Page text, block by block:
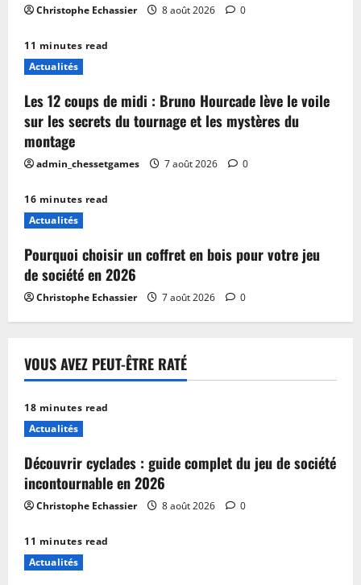
Christophe Echassier 8 août 2026 0
11 minutes read
Actualités
Les 12 coups de midi : Bruno Hourcade lève le voile
sur les secrets du tournage et les mystères du
montage
admin_chessetgames 7 août 2026 0
16 minutes read
Actualités
Pourquoi choisir un coffret en bois pour votre jeu
de société en 2026
Christophe Echassier 7 août 2026 0
VOUS AVEZ PEUT-ÊTRE RATÉ
18 minutes read
Actualités
Découvrir cyclades : guide complet du jeu de société
incontournable en 2026
Christophe Echassier 8 août 2026 0
11 minutes read
Actualités